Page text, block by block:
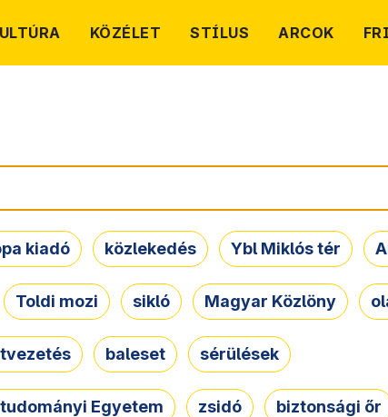
KÖZÉLET STÍLUS ARCOK
kiadó közlekedés Ybl Miklós tér
Toldi mozi sikló Magyar Közlöny
baleset sérülések
Egyetem zsidó biztonsági őr